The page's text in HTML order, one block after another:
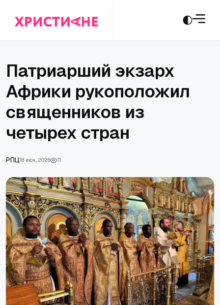
Патриарший экзарх
Африки рукоположил
священников из
четырех стран
РПЦ18 июн., 2026 11